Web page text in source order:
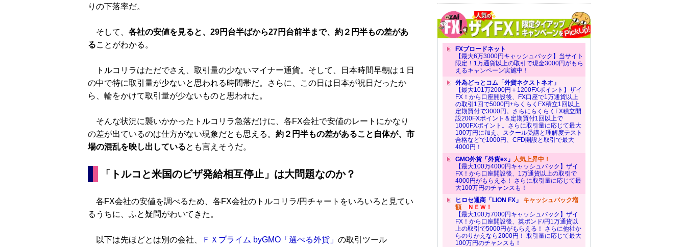
りの下落率だ。
そして、 各社の安値を見ると、29円台半ばから27円台前半まで、約２円半もの差があ
ることがわかる。
トルコリラはただでさえ、取引量の少ないマイナー通貨。そして、日本時間早朝は１日
の中で特に取引量が少ないと思われる時間帯だ。さらに、この日は日本が祝日だったか
ら、輪をかけて取引量が少ないものと思われた。
そんな状況に襲いかかったトルコリラ急落だけに、各FX会社で安値のレートにかなり
の差が出ているのは仕方がない現象だとも思える。 約２円半もの差があること自体が、市
場の混乱を映し出しているとも言えそうだ。
「トルコと米国のビザ発給相互停止」は大問題なのか？
各FX会社の安値を調べるため、各FX会社のトルコリラ/円チャートをいろいろと見てい
るうちに、ふと疑問がわいてきた。
以下は先ほどとは別の会社、 ＦＸプライム byGMO「選べる外貨」 の取引ツール
FXブロードネット
【最大6万3000円キャッシュバック】当サイト
限定！1万通貨以上の取引で現金3000円がもら
えるキャンペーン実施中！
外為どっとコム「外貨ネクストネオ」
【最大101万2000円＋1200FXポイント】ザイ
FX！から口座開設後、FX口座で1万通貨以上
の取引1回で5000円+らくらくFX積立1回以上
定期買付で3000円。さらにらくらくFX積立開
設200FXポイント＆定期買付1回以上で
1000FXポイント。さらに取引量に応じて最大
100万円に加え、スクール受講と理解度テスト
合格などで1000円、CFD開設と取引で最大
4000円！
GMO外貨「外貨ex」 人気上昇中！
【最大100万4000円キャッシュバック】ザイ
FX！から口座開設後、1万通貨以上の取引で
4000円がもらえる！ さらに取引量に応じて最
大100万円のチャンスも！
ヒロセ通商「LION FX」 キャッシュバック増
額ＮＥＷ！
【最大100万7000円キャッシュバック】ザイ
FX！から口座開設後、英ポンド/円1万通貨以
上の取引で5000円がもらえる！ さらに他社か
らのりかえなら2000円！ 取引量に応じて最大
100万円のチャンスも！